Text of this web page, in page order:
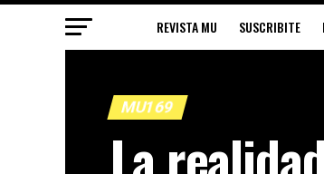
REVISTA MU SUSCRIBITE
MU169
La